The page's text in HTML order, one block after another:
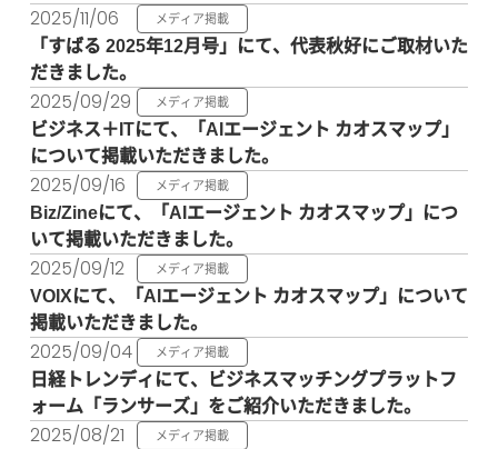
2025/11/06 メディア掲載
「すばる 2025年12月号」にて、代表秋好にご取材いた
だきました。
2025/09/29 メディア掲載
ビジネス＋ITにて、「AIエージェント カオスマップ」
について掲載いただきました。
2025/09/16 メディア掲載
Biz/Zineにて、「AIエージェント カオスマップ」につ
いて掲載いただきました。
2025/09/12 メディア掲載
VOIXにて、「AIエージェント カオスマップ」について
掲載いただきました。
2025/09/04 メディア掲載
日経トレンディにて、ビジネスマッチングプラットフ
ォーム「ランサーズ」をご紹介いただきました。
2025/08/21 メディア掲載